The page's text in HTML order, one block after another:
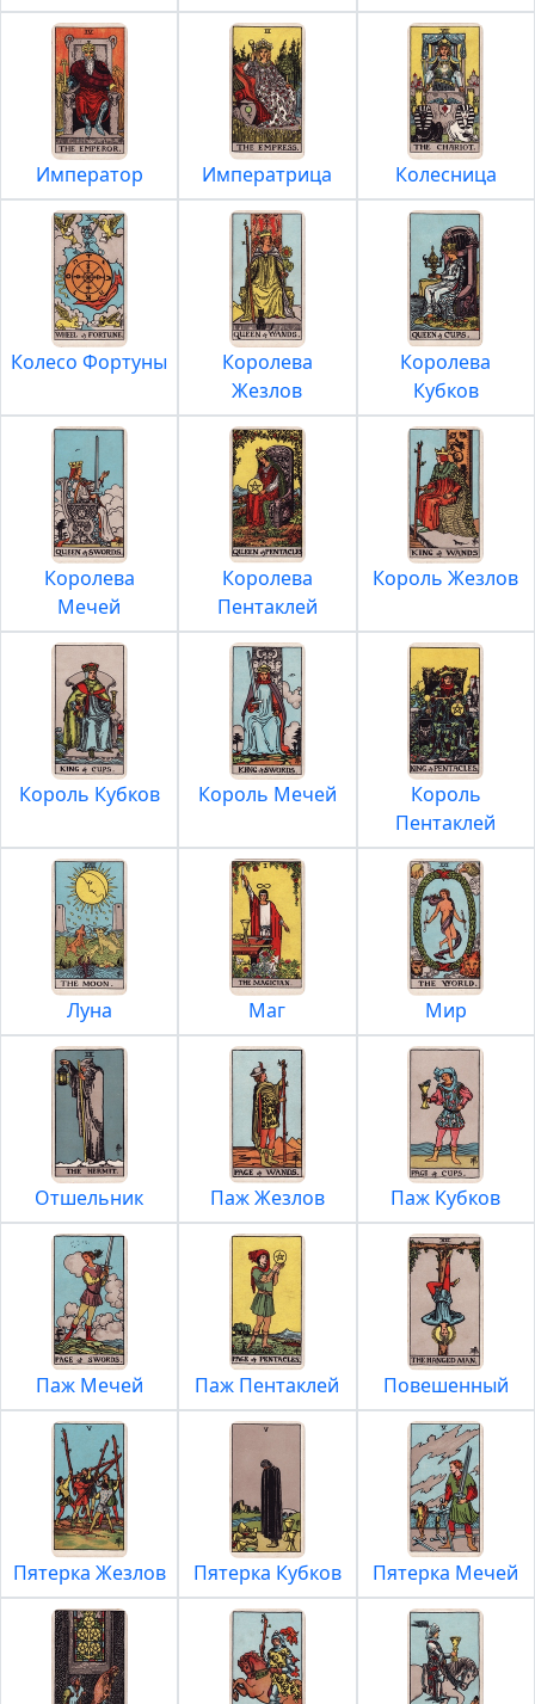
Император Императрица Колесница
Колесо Фортуны
Королева
Жезлов
Королева
Кубков
Королева
Мечей
Королева
Пентаклей
Король Жезлов
Король Кубков Король Мечей
Король
Пентаклей
Луна Маг Мир
Отшельник Паж Жезлов Паж Кубков
Паж Мечей Паж Пентаклей Повешенный
Пятерка Жезлов Пятерка Кубков Пятерка Мечей